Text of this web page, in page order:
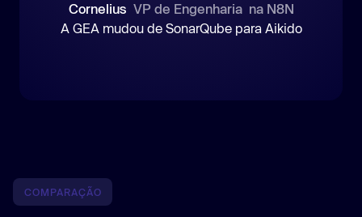
Cornelius VP de Engenharia na N8N
A GEA mudou de SonarQube para Aikido
COMPARAÇÃO